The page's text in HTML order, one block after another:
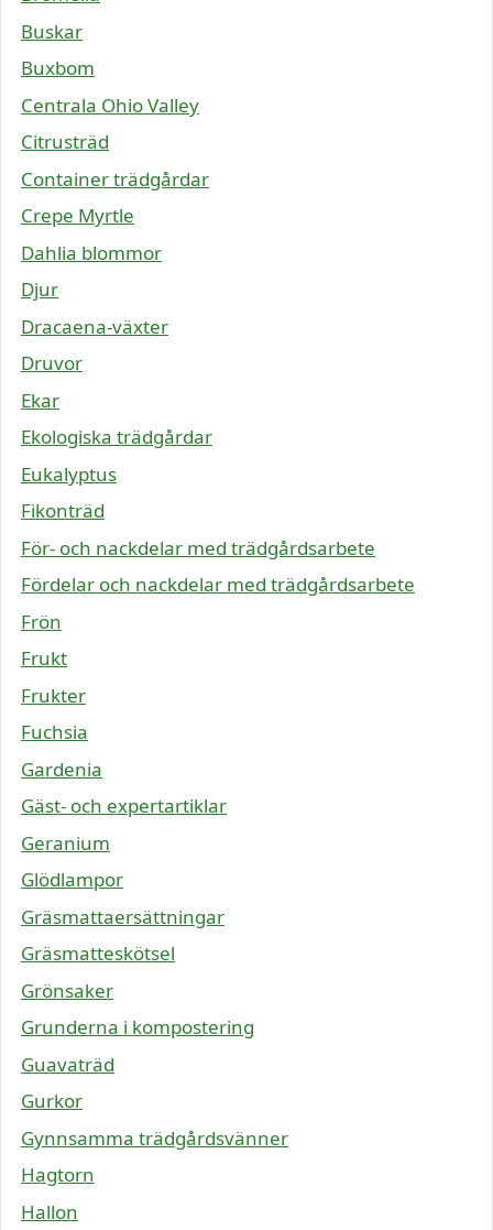
Buskar
Buxbom
Centrala Ohio Valley
Citrusträd
Container trädgårdar
Crepe Myrtle
Dahlia blommor
Djur
Dracaena-växter
Druvor
Ekar
Ekologiska trädgårdar
Eukalyptus
Fikonträd
För- och nackdelar med trädgårdsarbete
Fördelar och nackdelar med trädgårdsarbete
Frön
Frukt
Frukter
Fuchsia
Gardenia
Gäst- och expertartiklar
Geranium
Glödlampor
Gräsmattaersättningar
Gräsmatteskötsel
Grönsaker
Grunderna i kompostering
Guavaträd
Gurkor
Gynnsamma trädgårdsvänner
Hagtorn
Hallon